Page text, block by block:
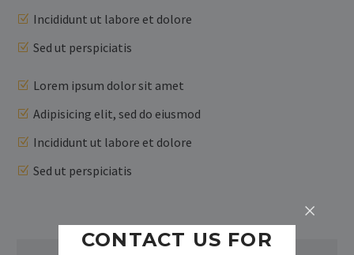
Incididunt ut labore et dolore
Sed ut perspiciatis
Lorem ipsum dolor sit amet
Adipisicing elit, sed do eiusmod
Incididunt ut labore et dolore
Sed ut perspiciatis
CONTACT US FOR